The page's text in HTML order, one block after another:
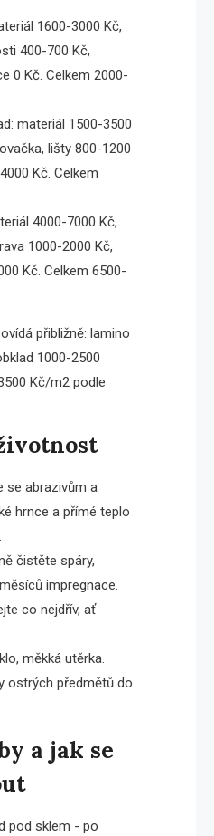
1600-3000 Kč,
400-700 Kč,
0 Kč. Celkem 2000-
materiál 1500-3500
lišty 800-1200
Kč. Celkem
4000-7000 Kč,
1000-2000 Kč,
Kč. Celkem 6500-
přibližně: lamino
1000-2500
Kč/m2 podle
se abrazivům a
hrnce a přímé teplo
čistěte spáry,
impregnace.
co nejdřív, ať
měkká utěrka.
ostrých předmětů do
a jak se
pod sklem - po